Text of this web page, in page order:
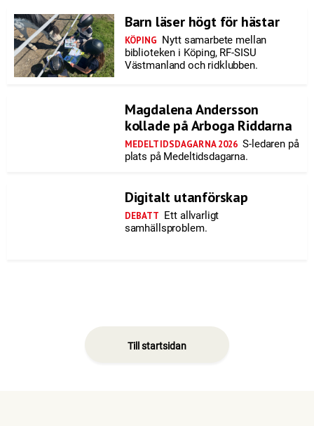
Barn läser högt för hästar
KÖPING Nytt samarbete mellan
biblioteken i Köping, RF-SISU
Västmanland och ridklubben.
Magdalena Andersson
kollade på Arboga Riddarna
MEDELTIDSDAGARNA 2026 S-ledaren på
plats på Medeltidsdagarna.
Digitalt utanförskap
DEBATT Ett allvarligt
samhällsproblem.
Till startsidan